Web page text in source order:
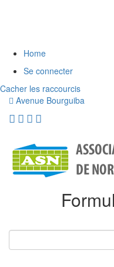
Home
Se connecter
Cacher les raccourcis
Avenue Bourguiba